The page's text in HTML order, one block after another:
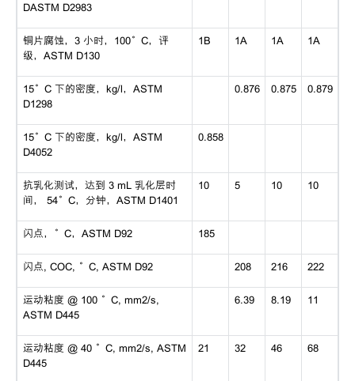
DASTM D2983
铜片腐蚀，3 小时，100°C，评
级，ASTM D130
1B 1A 1A 1A
15°C 下的密度，kg/l，ASTM
D1298
0.876 0.875 0.879
15°C 下的密度，kg/l，ASTM
D4052
0.858
抗乳化测试，达到 3 mL 乳化层时
间， 54°C，分钟，ASTM D1401
10 5 10 10
闪点，°C，ASTM D92 185
闪点, COC, °C, ASTM D92 208 216 222
运动粘度 @ 100 °C, mm2/s,
ASTM D445
6.39 8.19 11
运动粘度 @ 40 °C, mm2/s, ASTM
D445
21 32 46 68